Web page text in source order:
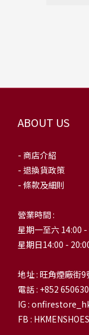
ABOUT US
- 商店介紹
- 退換貨政策
- 條款及細則
營業時間 :
星期一至六 14:00 -
星期日14:00 -
地址 : 旺角煙廠街
電話 : +852
IG :
FB :